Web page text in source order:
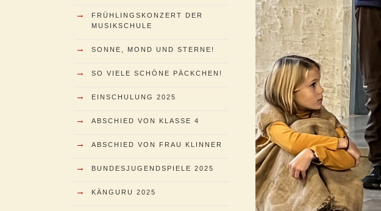
→
FRÜHLINGSKONZERT DER
MUSIKSCHULE
→ SONNE, MOND UND STERNE!
→ SO VIELE SCHÖNE PÄCKCHEN!
→ EINSCHULUNG 2025
→ ABSCHIED VON KLASSE 4
→ ABSCHIED VON FRAU KLINNER
→ BUNDESJUGENDSPIELE 2025
→ KÄNGURU 2025